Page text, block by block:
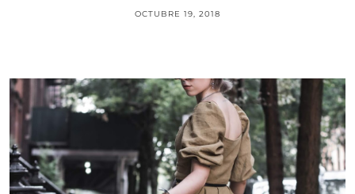
OCTUBRE 19, 2018